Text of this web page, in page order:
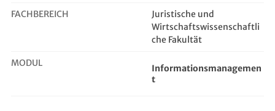
FACHBEREICH
Juristische und
Wirtschaftswissenschaftli
che Fakultät
MODUL
Informationsmanagemen
t